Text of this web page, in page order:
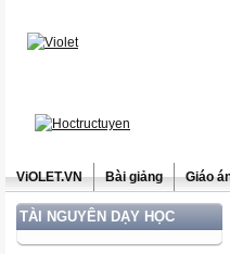
ViOLET.VN Bài giảng Giáo
TÀI NGUYÊN DẠY HỌC